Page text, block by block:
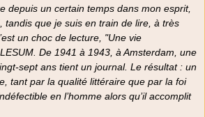
depuis un certain temps dans mon esprit,
tandis que je suis en train de lire, à très
un choc de lecture, "Une vie
De 1941 à 1943, à Amsterdam, une
sept ans tient un journal. Le résultat : un
tant par la qualité littéraire que par la foi
en l’homme alors qu’il accomplit